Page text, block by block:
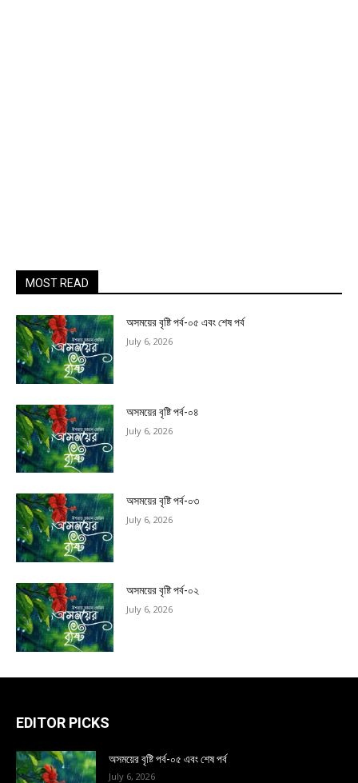
MOST READ
অসময়ের বৃষ্টি পর্ব-০৫ এবং শেষ পর্ব
July 6, 2026
অসময়ের বৃষ্টি পর্ব-০৪
July 6, 2026
অসময়ের বৃষ্টি পর্ব-০৩
July 6, 2026
অসময়ের বৃষ্টি পর্ব-০২
July 6, 2026
EDITOR PICKS
অসময়ের বৃষ্টি পর্ব-০৫ এবং শেষ পর্ব
July 6, 2026